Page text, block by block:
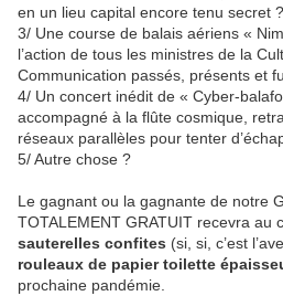
en un lieu capital encore tenu secret ?
3/ Une course de balais aériens «
l’action de tous les ministres de la
Communication passés, présents et
4/ Un concert inédit de « Cyber-
accompagné à la flûte cosmique,
réseaux parallèles pour tenter
5/ Autre chose ?
Le gagnant ou la gagnante de notre
TOTALEMENT GRATUIT recevra au
sauterelles confites (si, si, c’est
rouleaux de papier toilette
prochaine pandémie